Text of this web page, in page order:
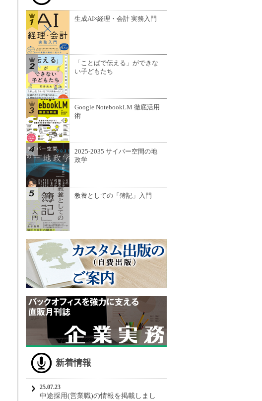
生成AI×経理・会計 実務入門
「ことばで伝える」ができな
い子どもたち
Google NotebookLM 徹底活用
術
2025-2035 サイバー空間の地
政学
教養としての「簿記」入門
新着情報
25.07.23
中途採用(営業職)の情報を掲載しまし